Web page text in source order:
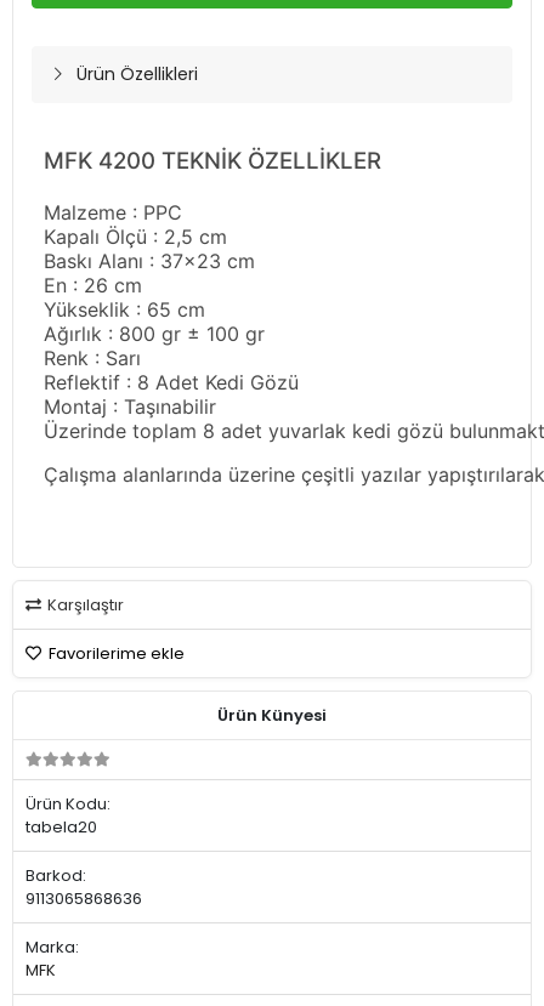
Ürün Özellikleri
MFK 4200 TEKNİK ÖZELLİKLER
Malzeme : PPC
Kapalı Ölçü : 2,5 cm
Baskı Alanı : 37x23 cm
En : 26 cm
Yükseklik : 65 cm
Ağırlık : 800 gr ± 100 gr
Renk : Sarı
Reflektif : 8 Adet Kedi Gözü
Montaj : Taşınabilir
Üzerinde toplam 8 adet yuvarlak kedi gözü
Çalışma alanlarında üzerine çeşitli yazılar
Karşılaştır
Favorilerime ekle
Ürün Künyesi
Ürün Kodu:
tabela20
Barkod:
9113065868636
Marka:
MFK